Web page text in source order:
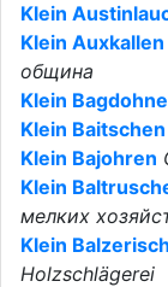
Klein
Klein Auxkallen
община
Klein
Klein Baitschen
Klein Bajohren
Klein
мелких
Klein
Holzschlägerei